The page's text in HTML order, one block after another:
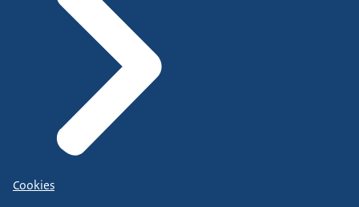
Cookies